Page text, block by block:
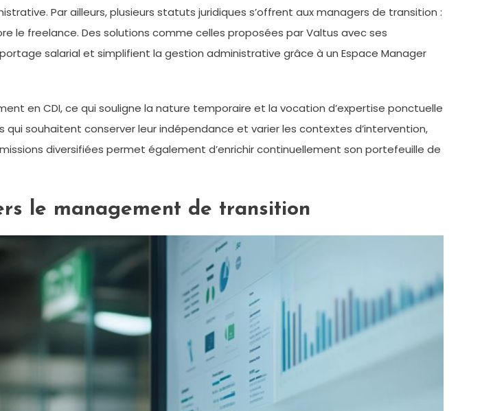
Par ailleurs, plusieurs statuts juridiques s’offrent aux managers de transition :
le freelance. Des solutions comme celles proposées par Valtus avec ses
portage salarial et simplifient la gestion administrative grâce à un Espace Manager
en CDI, ce qui souligne la nature temporaire et la vocation d’expertise ponctuelle
souhaitent conserver leur indépendance et varier les contextes d’intervention,
diversifiées permet également d’enrichir continuellement son portefeuille de
le management de transition